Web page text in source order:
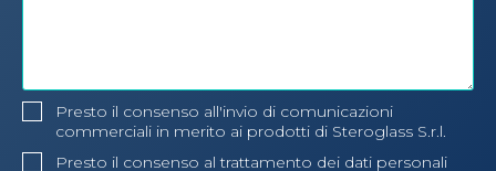
Presto il consenso all'invio di comunicazioni
commerciali in merito ai prodotti di Steroglass S.r.l.
Presto il consenso al trattamento dei dati personali